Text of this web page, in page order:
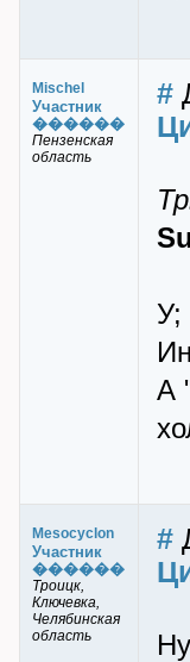
Mischel
Участник
������
Пензенская
область
#
У;
А
Mesocyclon
Участник
������
Троицк,
Ключевка,
Челябинская
область
#